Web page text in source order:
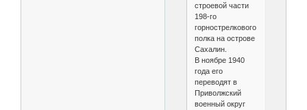
строевой части
198-го
горнострелкового
полка на острове
Сахалин.
В ноябре 1940
года его
переводят в
Приволжский
военный округ